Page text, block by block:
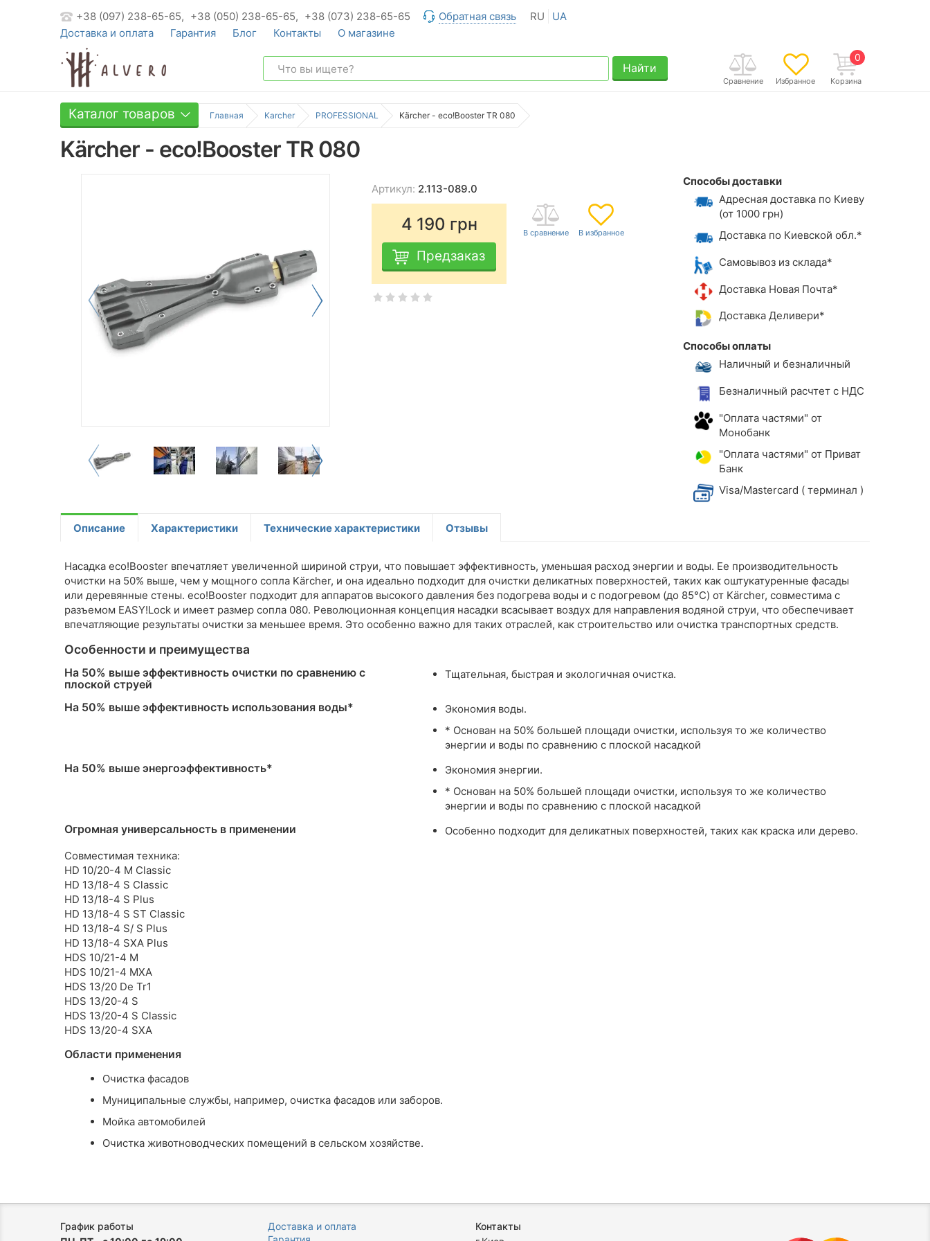
+38 (097) 238-65-65, +38 (050) 238-65-65, +38 (073) 238-65-65 Обратная связь RU
UA
Доставка и оплата
Гарантия Блог Контакты О магазине
0
Корзина
Избранное
Сравнение
Найти
Каталог товаров Главная Karcher PROFESSIONAL Kärcher - eco!Booster TR 080
Kärcher - eco!Booster TR 080
Артикул: 2.113-089.0
4 190 грн
Предзаказ
Способы доставки
Адресная доставка по Киеву
(от 1000 грн)
Доставка по Киевской обл.*
Самовывоз из склада*
Доставка Новая Почта*
Доставка Деливери*
Способы оплаты
Наличный и безналичный
Безналичный расчтет с НДС
"Оплата частями" от
Монобанк
"Оплата частями" от Приват
Банк
Visa/Mastercard ( терминал )
Описание Характеристики Технические характеристики Отзывы
Насадка eco!Booster впечатляет увеличенной шириной струи, что повышает эффективность, уменьшая расход энергии и воды. Ее производительность
очистки на 50% выше, чем у мощного сопла Kärcher, и она идеально подходит для очистки деликатных поверхностей, таких как оштукатуренные фасады
или деревянные стены. eco!Booster подходит для аппаратов высокого давления без подогрева воды и с подогревом (до 85°C) от Kärcher, совместима с
разъемом EASY!Lock и имеет размер сопла 080. Революционная концепция насадки всасывает воздух для направления водяной струи, что обеспечивает
впечатляющие результаты очистки за меньшее время. Это особенно важно для таких отраслей, как строительство или очистка транспортных средств.
Особенности и преимущества
На 50% выше эффективность очистки по сравнению с
плоской струей
Тщательная, быстрая и экологичная очистка.
На 50% выше эффективность использования воды*
Экономия воды.
* Основан на 50% большей площади очистки, используя то же количество
энергии и воды по сравнению с плоской насадкой
На 50% выше энергоэффективность*
Экономия энергии.
* Основан на 50% большей площади очистки, используя то же количество
энергии и воды по сравнению с плоской насадкой
Огромная универсальность в применении
Особенно подходит для деликатных поверхностей, таких как краска или дерево.
Совместимая техника:
HD 10/20-4 M Classic
HD 13/18-4 S Classic
HD 13/18-4 S Plus
HD 13/18-4 S ST Classic
HD 13/18-4 S/ S Plus
HD 13/18-4 SXA Plus
HDS 10/21-4 M
HDS 10/21-4 MXA
HDS 13/20 De Tr1
HDS 13/20-4 S
HDS 13/20-4 S Classic
HDS 13/20-4 SXA
Области применения
Очистка фасадов
Муниципальные службы, например, очистка фасадов или заборов.
Мойка автомобилей
Очистка животноводческих помещений в сельском хозяйстве.
График работы
Доставка и оплата
Контакты